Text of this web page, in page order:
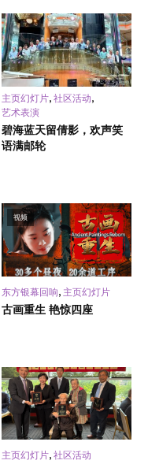
主页幻灯片, 社区活动,
艺术表演
碧海蓝天留倩影，欢声笑
语满邮轮
视频
东方银幕回响, 主页幻灯片
古画重生 艳惊四座
主页幻灯片, 社区活动